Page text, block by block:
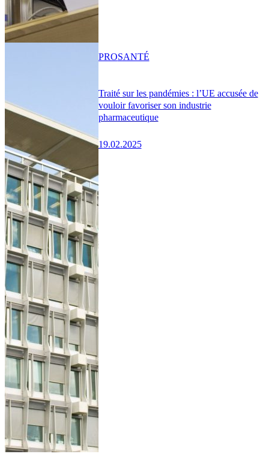
Traité sur les pandémies : l’UE accusée de
vouloir favoriser son industrie
pharmaceutique
19.02.2025
PROSANTÉ